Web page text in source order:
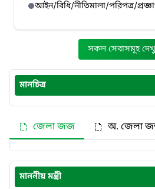
আইন/বিধি/নীতিমালা/পরিপত্র/
সকল সেবাসমূহ
মানচিত্র
জেলা জজ অ. জেলা
মাননীয় মন্ত্রী